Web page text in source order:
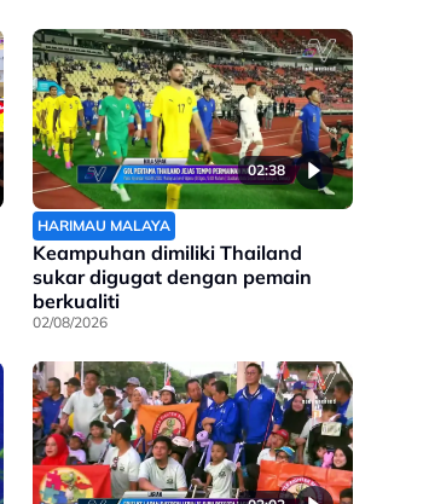
02:38
HARIMAU MALAYA
Keampuhan dimiliki Thailand
sukar digugat dengan pemain
berkualiti
02/08/2026